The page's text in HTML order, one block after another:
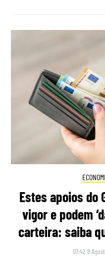
Estes apoios do
vigor e podem
carteira: saiba
07:42 8